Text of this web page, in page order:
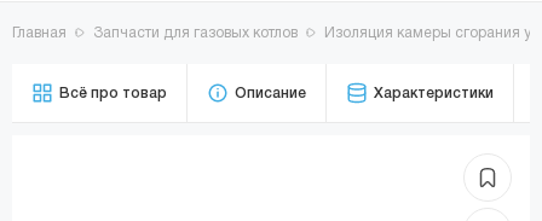
Главная Запчасти для газовых котлов Изоляция камеры сгорания
Всё про товар Описание Характеристики